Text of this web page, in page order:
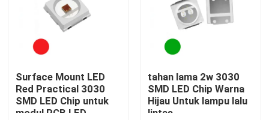
Rumah
Surface Mount LED
Red Practical 3030
SMD LED Chip untuk
modul PCB LED
tahan lama 2w 3030
SMD LED Chip Warna
Hijau Untuk lampu lalu
lintas